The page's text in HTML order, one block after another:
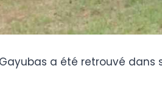
a été retrouvé